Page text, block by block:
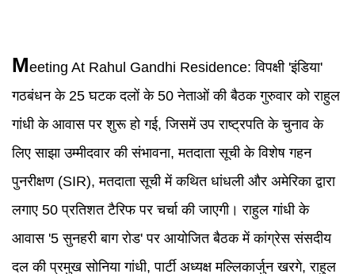
Meeting At Rahul Gandhi Residence: विपक्षी 'इंडिया'
गठबंधन के 25 घटक दलों के 50 नेताओं की बैठक गुरुवार को राहुल
गांधी के आवास पर शुरू हो गई, जिसमें उप राष्ट्रपति के चुनाव के
लिए साझा उम्मीदवार की संभावना, मतदाता सूची के विशेष गहन
पुनरीक्षण (SIR), मतदाता सूची में कथित धांधली और अमेरिका द्वारा
लगाए 50 प्रतिशत टैरिफ पर चर्चा की जाएगी। राहुल गांधी के
आवास '5 सुनहरी बाग रोड' पर आयोजित बैठक में कांग्रेस संसदीय
दल की प्रमुख सोनिया गांधी, पार्टी अध्यक्ष मल्लिकार्जुन खरगे, राहुल